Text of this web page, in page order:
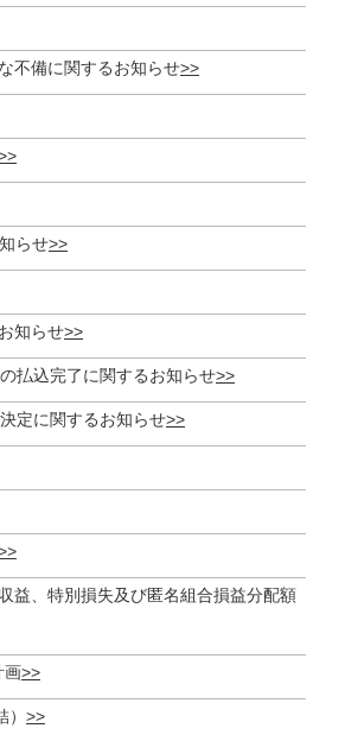
不備に関するお知らせ
らせ
知らせ
払込完了に関するお知らせ
定に関するお知らせ
益、特別損失及び匿名組合損益分配額
画